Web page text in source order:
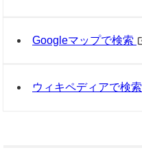
Googleマップで検索
ウィキペディアで検索